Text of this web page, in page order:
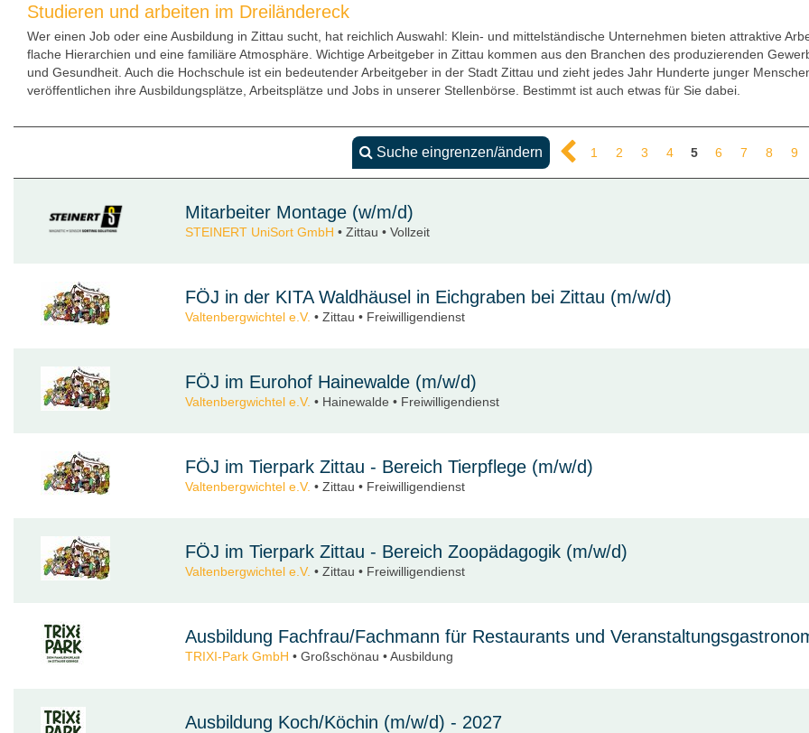
Studieren und arbeiten im Dreiländereck
Wer einen Job oder eine Ausbildung in Zittau sucht, hat reichlich Auswahl: Klein- und mittelständische Unternehmen bieten attraktive
flache Hierarchien und eine familiäre Atmosphäre. Wichtige Arbeitgeber in Zittau kommen aus den Branchen des produzierenden
und Gesundheit. Auch die Hochschule ist ein bedeutender Arbeitgeber in der Stadt Zittau und zieht jedes Jahr Hunderte junger
veröffentlichen ihre Ausbildungsplätze, Arbeitsplätze und Jobs in unserer Stellenbörse. Bestimmt ist auch etwas für Sie dabei.
Suche eingrenzen/ändern 1 2 3 4 5 6 7 8 9
Mitarbeiter Montage (w/m/d)
STEINERT UniSort GmbH • Zittau • Vollzeit
FÖJ in der KITA Waldhäusel in Eichgraben bei Zittau (m/w/d)
Valtenbergwichtel e.V. • Zittau • Freiwilligendienst
FÖJ im Eurohof Hainewalde (m/w/d)
Valtenbergwichtel e.V. • Hainewalde • Freiwilligendienst
FÖJ im Tierpark Zittau - Bereich Tierpflege (m/w/d)
Valtenbergwichtel e.V. • Zittau • Freiwilligendienst
FÖJ im Tierpark Zittau - Bereich Zoopädagogik (m/w/d)
Valtenbergwichtel e.V. • Zittau • Freiwilligendienst
Ausbildung Fachfrau/Fachmann für Restaurants und
TRIXI-Park GmbH • Großschönau • Ausbildung
Ausbildung Koch/Köchin (m/w/d) - 2027